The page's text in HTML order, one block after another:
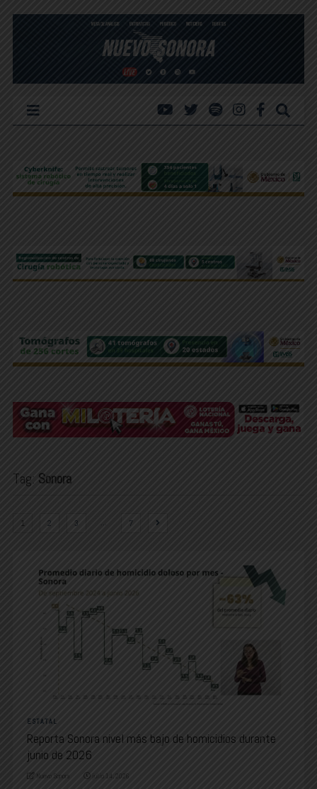
Tag: Sonora
1 2 3 … 7
ESTATAL
Reporta Sonora nivel más bajo de homicidios durante
junio de 2026
Nuevo Sonora julio 14, 2026